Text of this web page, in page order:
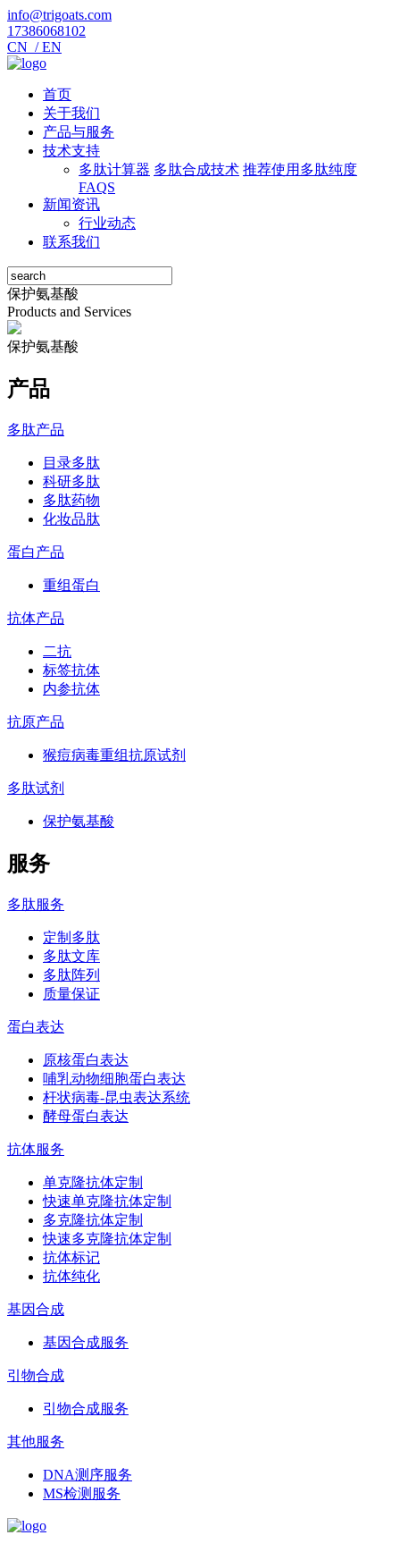
info@trigoats.com
17386068102
CN /EN
首页
关于我们
产品与服务
技术支持
多肽计算器 多肽合成技术 推荐使用多肽纯度
FAQS
新闻资讯
行业动态
联系我们
保护氨基酸
Products and Services
保护氨基酸
产品
多肽产品
目录多肽
科研多肽
多肽药物
化妆品肽
蛋白产品
重组蛋白
抗体产品
二抗
标签抗体
内参抗体
抗原产品
猴痘病毒重组抗原试剂
多肽试剂
保护氨基酸
服务
多肽服务
定制多肽
多肽文库
多肽阵列
质量保证
蛋白表达
原核蛋白表达
哺乳动物细胞蛋白表达
杆状病毒-昆虫表达系统
酵母蛋白表达
抗体服务
单克隆抗体定制
快速单克隆抗体定制
多克隆抗体定制
快速多克隆抗体定制
抗体标记
抗体纯化
基因合成
基因合成服务
引物合成
引物合成服务
其他服务
DNA测序服务
MS检测服务